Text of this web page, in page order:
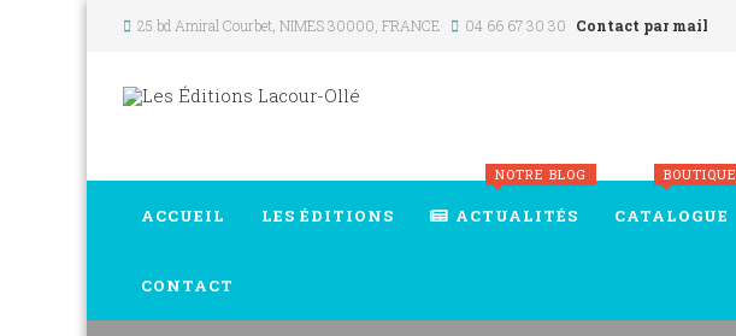
25 bd Amiral Courbet , NIMES30000 FRANCE 04 66 67 30 30 Contact par mail
ACCUEIL LES ÉDITIONS ACTUALITÉS
NOTRE BLOG
CATALOGUE
BOUTIQUE
CONTACT